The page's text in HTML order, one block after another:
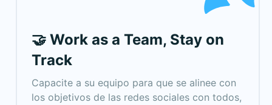
🤝 Work as a Team, Stay on
Track
Capacite a su equipo para que se alinee con
los objetivos de las redes sociales con todos,